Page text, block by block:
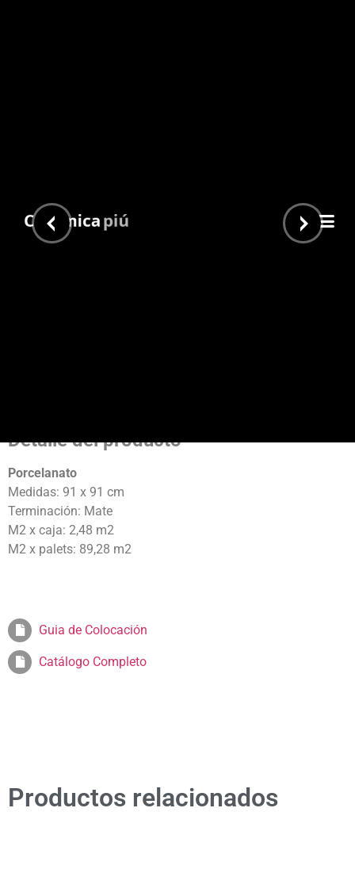
Detalle del producto
Porcelanato
Medidas: 91 x 91 cm
Terminación: Mate
M2 x caja: 2,48 m2
M2 x palets: 89,28 m2
Guia de Colocación
Catálogo Completo
Productos relacionados